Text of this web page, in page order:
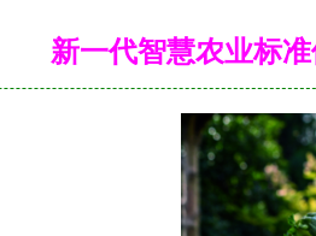
新一代智慧农业标